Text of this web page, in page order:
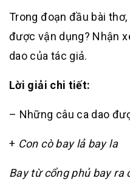
Trong đoạn đầu bài
được vận dụng? Nhận
dao của tác giả.
Lời giải chi tiết:
– Những câu ca dao
+ Con cò bay lả bay la
Bay từ cổng phủ bay ra